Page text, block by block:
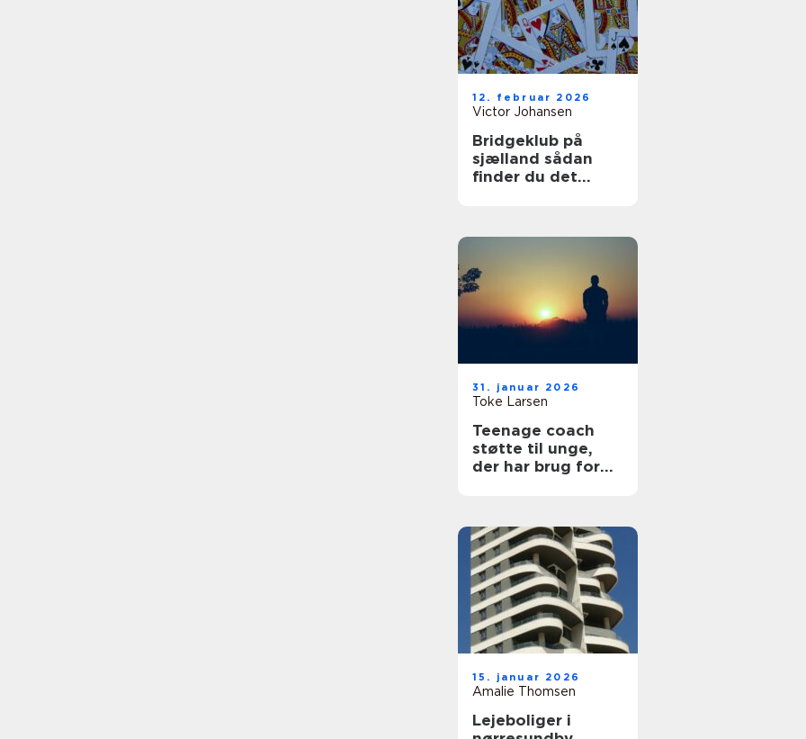
12. februar 2026
Victor Johansen
Bridgeklub på
sjælland sådan
finder du det
31. januar 2026
Toke Larsen
Teenage coach
støtte til unge,
der har brug for
15. januar 2026
Amalie Thomsen
Lejeboliger i